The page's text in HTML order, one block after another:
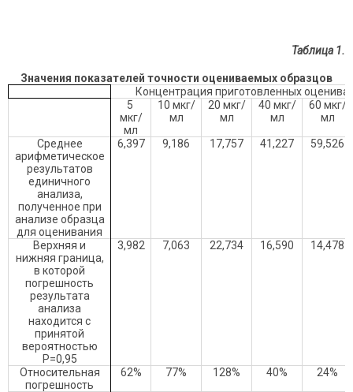
Таблица 1.
Значения показателей точности оцениваемых образцов
Концентрация приготовленных
5
мкг/
мл
10 мкг/
мл
20 мкг/
мл
40 мкг/
мл
60 мкг/
мл
Среднее
арифметическое
результатов
единичного
анализа,
полученное при
анализе образца
для оценивания
6,397 9,186 17,757 41,227 59,526
Верхняя и
нижняя граница,
в которой
погрешность
результата
анализа
находится с
принятой
вероятностью
Р=0,95
3,982 7,063 22,734 16,590 14,478
Относительная
погрешность
62% 77% 128% 40% 24%